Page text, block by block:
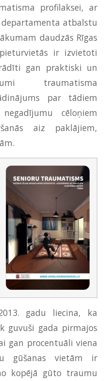
profilaksei, ar
departamenta atbalstu
daudzās Rīgas
ir izvietoti
gan praktiski un
traumatisma
par tādiem
cēloņiem
aiz paklājiem,
gadu liecina, ka
guvuši gada pirmajos
gan procentuāli viena
gūšanas vietām ir
kopējā gūto traumu